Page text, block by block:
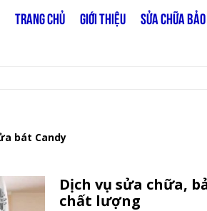
TRANG CHỦ GIỚI THIỆU SỬA CHỮA
bát Candy
Dịch vụ sửa chữa,
chất lượng